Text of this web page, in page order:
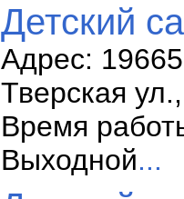
Детский
Адрес:
Тверская
Время
Выходной...